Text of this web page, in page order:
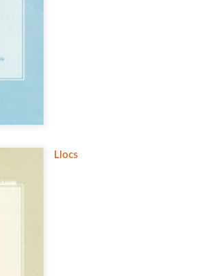
Llocs